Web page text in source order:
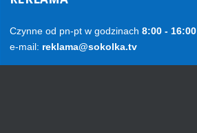
Czynne od pn-pt w godzinach 8:00 - 16:00
e-mail: reklama@sokolka.tv